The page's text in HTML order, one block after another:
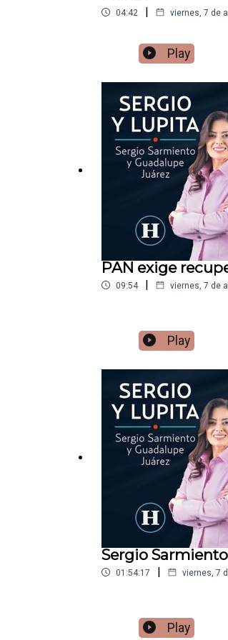
04:42 | viernes, 7 de
Play
PAN exige
09:54 | viernes, 7 de
Play
Sergio
01:54:17 | viernes, 7
Play